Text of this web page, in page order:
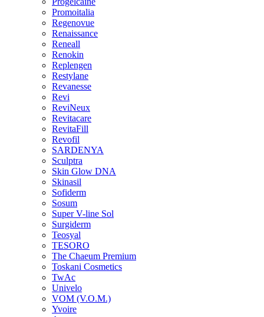
Promoitalia
Regenovue
Renaissance
Reneall
Renokin
Replengen
Restylane
Revanesse
Revi
ReviNeux
Revitacare
RevitaFill
Revofil
SARDENYA
Sculptra
Skin Glow DNA
Skinasil
Sofiderm
Sosum
Super V-line Sol
Surgiderm
Teosyal
TESORO
The Chaeum Premium
Toskani Cosmetics
TwAc
Univelo
VOM (V.O.M.)
Yvoire